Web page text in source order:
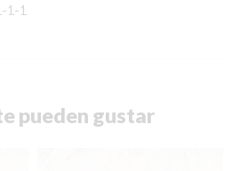
1-1
pueden gustar